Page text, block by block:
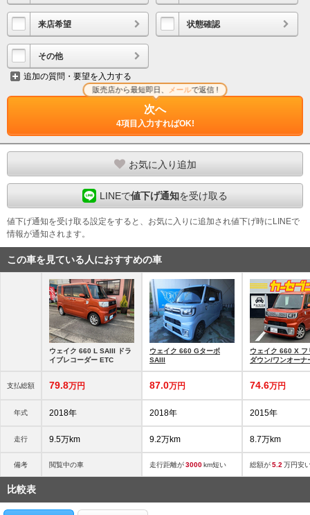
来店希望 状態確認
その他
追加の質問・要望を入力する
次へ
4項目入力すればOK!
販売店から最短即日、 メールで返信 !
お気に入り追加
LINEで値下げ通知を受け取る
値下げ通知を受け取る設定をすると、お気に入りに追加され値下げ時にLINEで
情報が通知されます。
この車を見ている人におすすめの車
支払総額
年式
走行
備考
ウェイク 660 L SAIII ドラ
イブレコーダー ETC
79.8万円
2018年
9.5万km
閲覧中の車
ウェイク 660 Gターボ
SAIII
87.0万円
2018年
9.2万km
走行距離が3000km短い
ウェイク 660 X フ
ダウン/ワンオーナ
74.6万円
2015年
8.7万km
総額が5.2 万円安
比較表